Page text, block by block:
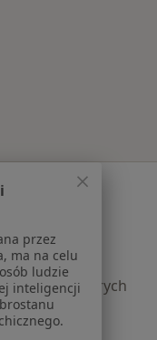
których
przez
ma na celu
ludzie
inteligencji